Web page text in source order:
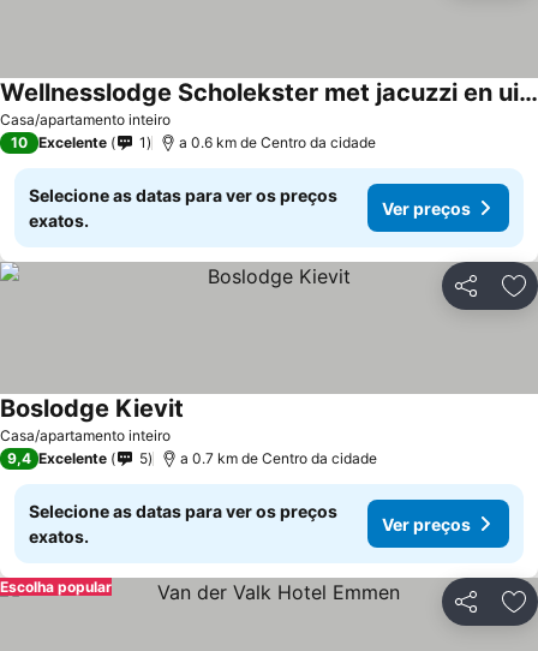
Casa/apartamento inteiro
Wellnesslodge Scholekster met jacuzzi en uitzicht
10 Excelente 1 a 0.6 km de Centro da cidade
Selecione as datas para ver os preços
exatos.
Ver preços
Partilhar
Casa/apartamento inteiro
Boslodge Kievit
9,4 Excelente 5 a 0.7 km de Centro da cidade
Selecione as datas para ver os preços
exatos.
Ver preços
Partilhar
Escolha popular